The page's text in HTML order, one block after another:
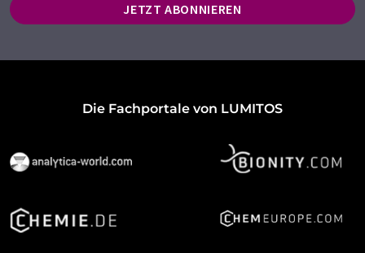
JETZT ABONNIEREN
Die Fachportale von LUMITOS